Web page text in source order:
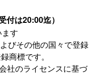
付は20:00迄）
す
びその他の国々で登録
商標です。
社のライセンスに基づ